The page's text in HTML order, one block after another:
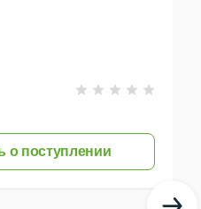
о поступлении